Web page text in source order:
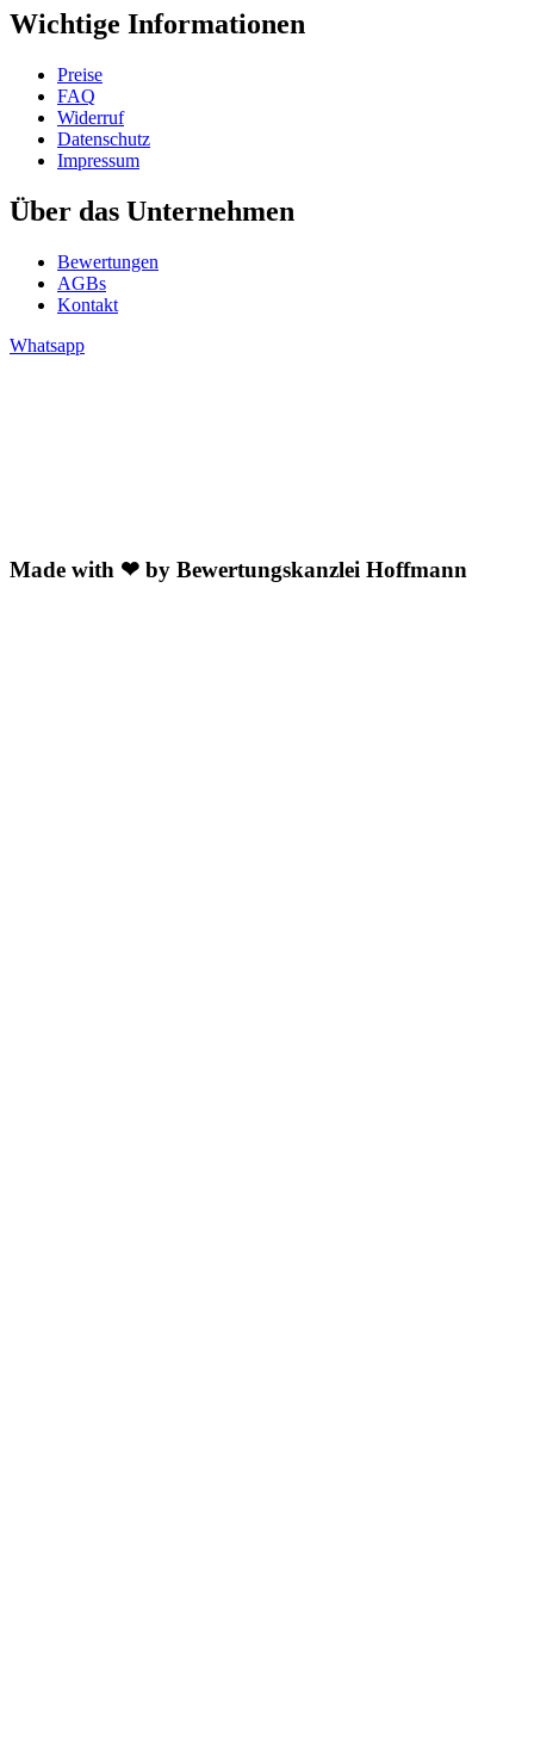
Wichtige Informationen
Preise
FAQ
Widerruf
Datenschutz
Impressum
Über das Unternehmen
Bewertungen
AGBs
Kontakt
Whatsapp
Made with ❤ by Bewertungskanzlei Hoffmann